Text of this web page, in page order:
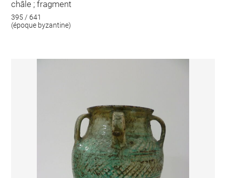
châle ; fragment
395 / 641
(époque byzantine)